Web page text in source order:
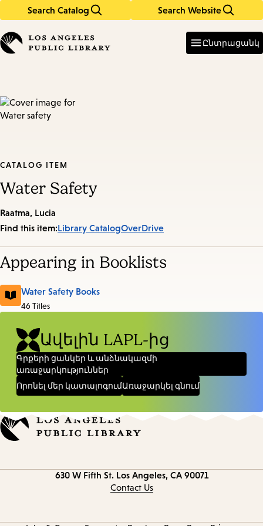
Search Catalog Search Website
in
keywords
Ընտրացանկ
CATALOG ITEM
Water Safety
Raatma, Lucia
Find this item:Library CatalogOverDrive
Appearing in Booklists
Water Safety Books
46 Titles
Ավելին LAPL-ից
Գրքերի ցանկեր և անձնակազմի
առաջարկություններ
Որոնել մեր կատալոգումԱռաջարկել գնում
630 W Fifth St. Los Angeles, CA 90071
Contact Us